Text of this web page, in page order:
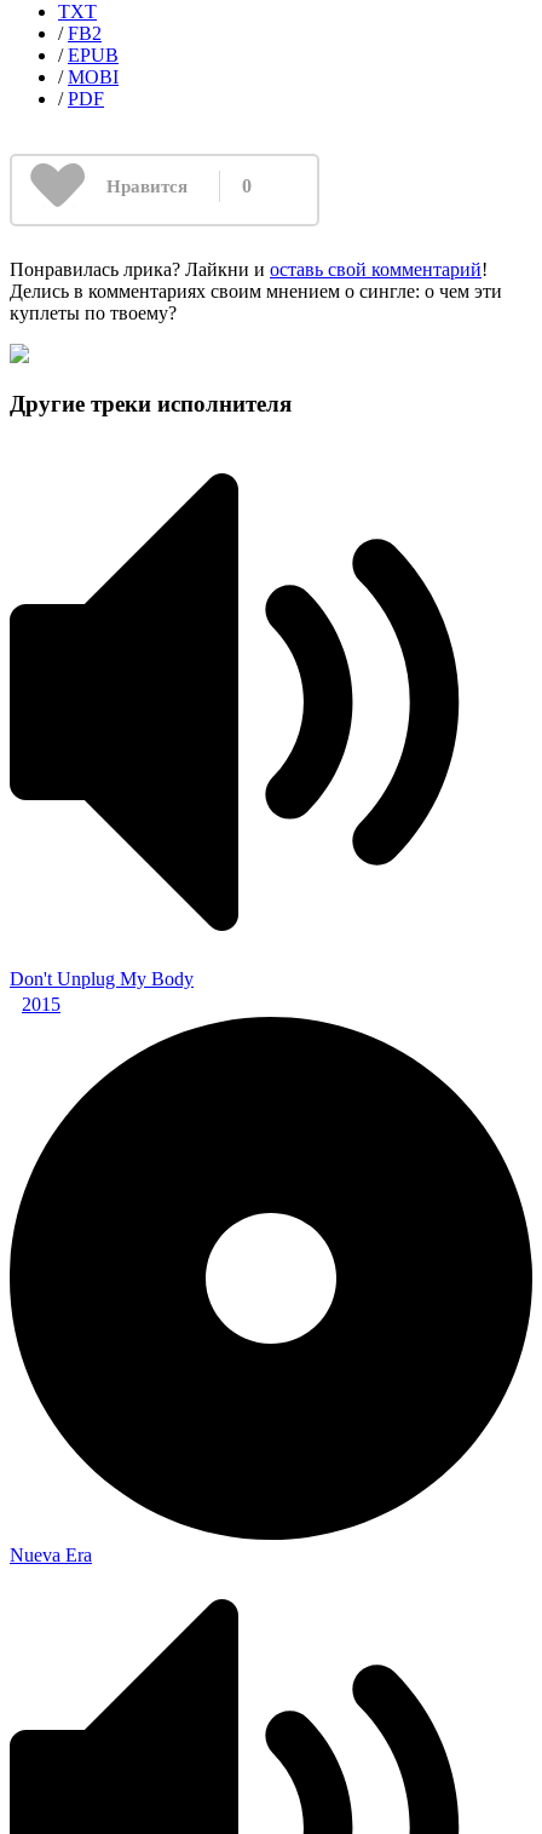
TXT
/FB2
/EPUB
/MOBI
/PDF
Нравится 0
Понравилась лрика? Лайкни и оставь свой комментарий!
Делись в комментариях своим мнением о сингле: о чем эти
куплеты по твоему?
Другие треки исполнителя
Don't Unplug My Body
2015
Nueva Era